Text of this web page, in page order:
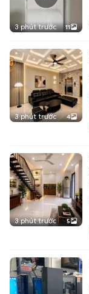
3 phút trước 11
3 phút trước 4
3 phút trước 5